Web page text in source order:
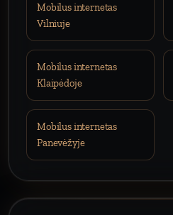
Mobilus internetas
Vilniuje
Mobilus internetas
Klaipėdoje
Mobilus internetas
Panevėžyje